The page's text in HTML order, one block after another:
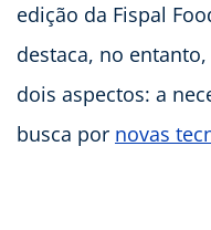
edição da Fispal
destaca, no
dois aspectos: a
busca por novas